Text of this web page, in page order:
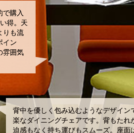
で購入
得。天
りも流
イン
雰囲気
背中を優しく包み込むようなデザイン
楽なダイニングチェアです。背もたれ
迫感もなく持ち運びもスムーズ。座面